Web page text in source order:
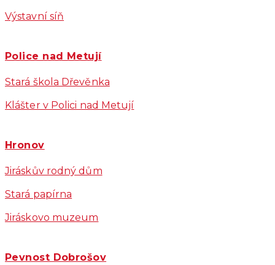
Výstavní síň
Police nad Metují
Stará škola Dřevěnka
Klášter v Polici nad Metují
Hronov
Jiráskův rodný dům
Stará papírna
Jiráskovo muzeum
Pevnost Dobrošov